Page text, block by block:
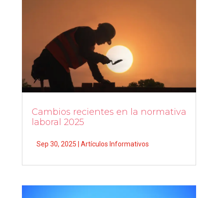
Cambios recientes en la normativa
laboral 2025
Sep 30, 2025 Artículos Informativos